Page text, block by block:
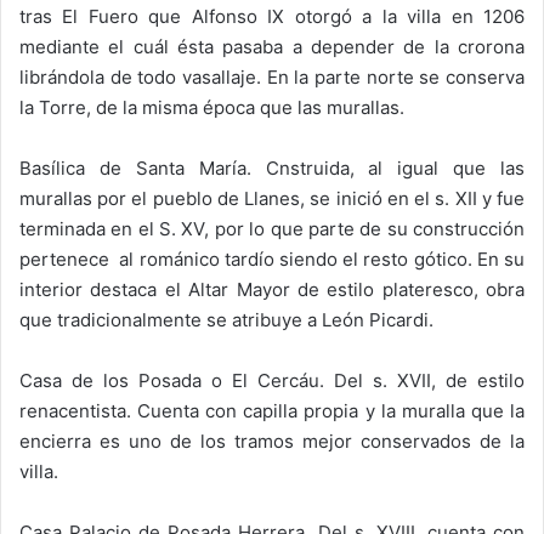
tras El Fuero que Alfonso IX otorgó a la villa en 1206
mediante el cuál ésta pasaba a depender de la crorona
librándola de todo vasallaje. En la parte norte se conserva
la Torre, de la misma época que las murallas.
Basílica de Santa María. Cnstruida, al igual que las
murallas por el pueblo de Llanes, se inició en el s. XII y fue
terminada en el S. XV, por lo que parte de su construcción
pertenece al románico tardío siendo el resto gótico. En su
interior destaca el Altar Mayor de estilo plateresco, obra
que tradicionalmente se atribuye a León Picardi.
Casa de los Posada o El Cercáu. Del s. XVII, de estilo
renacentista. Cuenta con capilla propia y la muralla que la
encierra es uno de los tramos mejor conservados de la
villa.